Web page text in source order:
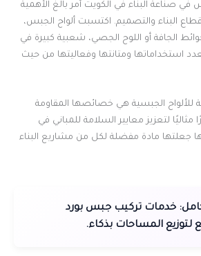
في صناعة البناء في الكويت أمر بالغ الأهمية
البناء والتصميم. اكتسبت ألواح الجبس،
الجافة أو اللوح الجصي، شعبية كبيرة في
استخداماتها ومتانتها وفعاليتها من حيث
للألواح الجبسية هي خصائصها المقاومة
مثاليًا لتعزيز معايير السلامة للمباني في
جعلتها مادة مفضلة لكل من مشاريع البناء
خدمات تركيب جبس بورد
لتوزيع المساحات بذكاء.